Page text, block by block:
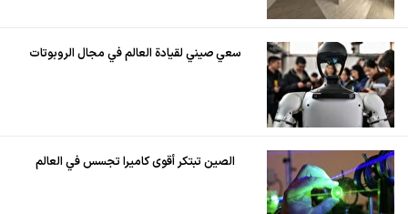
سعي صيني لقيادة العالم في مجال الروبوتات
الصين تبتكر أقوى كاميرا تجسس في العالم